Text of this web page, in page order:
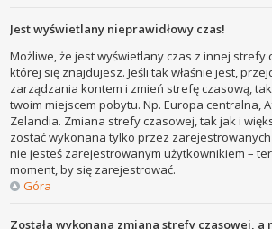
Jest wyświetlany nieprawidłowy czas!
Możliwe, że jest wyświetlany czas z innej strefy
której się znajdujesz. Jeśli tak właśnie jest,
zarządzania kontem i zmień strefę czasową,
twoim miejscem pobytu. Np. Europa centralna,
Zelandia. Zmiana strefy czasowej, tak jak i
zostać wykonana tylko przez zarejestrowanych
nie jesteś zarejestrowanym użytkownikiem –
moment, by się zarejestrować.
Góra
Została wykonana zmiana strefy czasowej, a